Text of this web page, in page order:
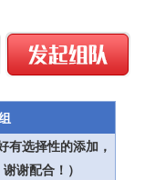
有选择性的添加，
谢配合！）